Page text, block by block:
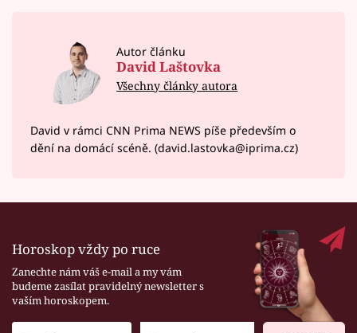
Autor článku
David Laštovka
Všechny články autora
David v rámci CNN Prima NEWS píše především o
dění na domácí scéně. (david.lastovka@iprima.cz)
Horoskop vždy po ruce
Zanechte nám váš e-mail a my vám
budeme zasílat pravidelný newsletter s
vaším horoskopem.